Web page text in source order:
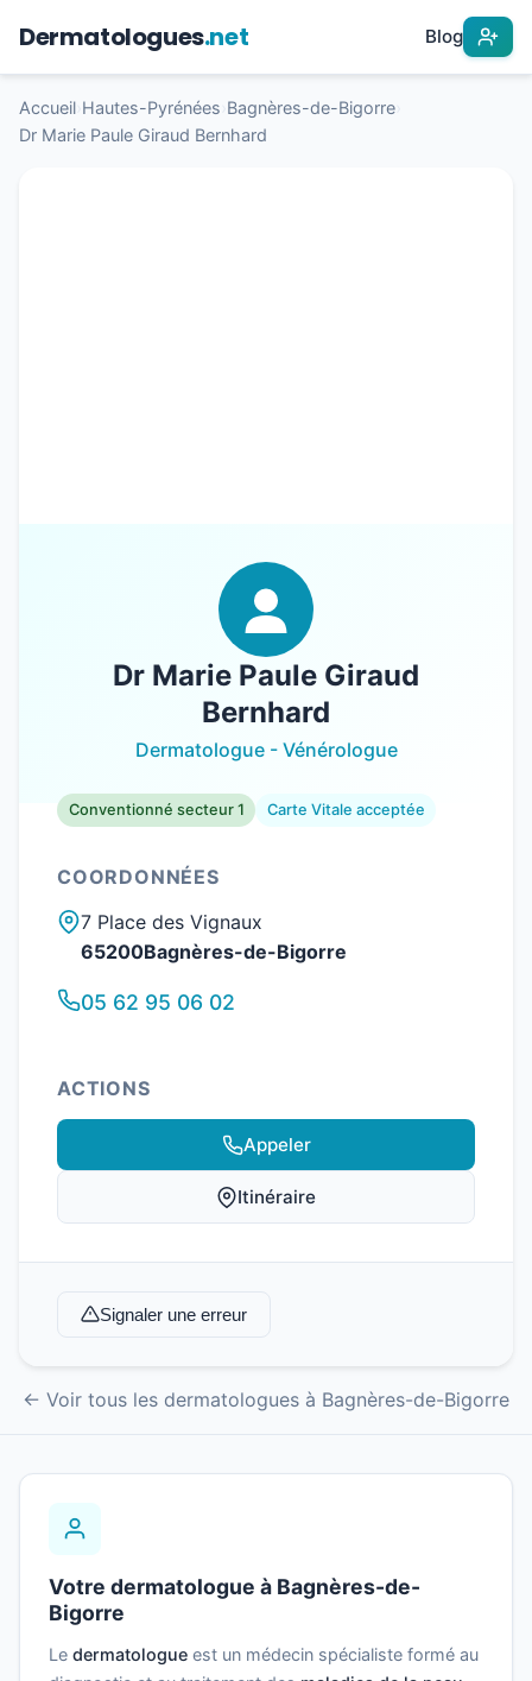
Dermatologues.net Blog
Accueil Hautes-Pyrénées Bagnères-de-Bigorre
Dr Marie Paule Giraud Bernhard
Dr Marie Paule Giraud
Bernhard
Dermatologue - Vénérologue
Conventionné secteur 1 Carte Vitale acceptée
COORDONNÉES
7 Place des Vignaux
65200Bagnères-de-Bigorre
05 62 95 06 02
ACTIONS
Appeler
Itinéraire
Signaler une erreur
← Voir tous les dermatologues à Bagnères-de-Bigorre
Votre dermatologue à Bagnères-de-
Bigorre
Le dermatologue est un médecin spécialiste formé au